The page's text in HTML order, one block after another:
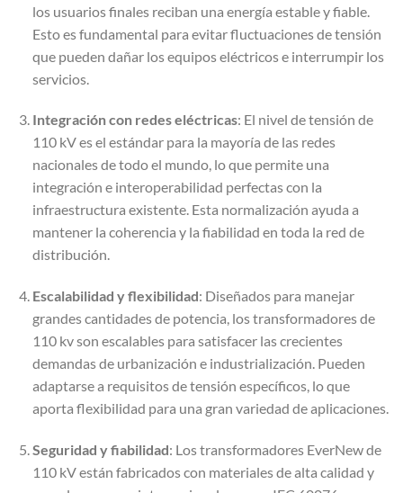
los usuarios finales reciban una energía estable y fiable.
Esto es fundamental para evitar fluctuaciones de tensión
que pueden dañar los equipos eléctricos e interrumpir los
servicios.
Integración con redes eléctricas: El nivel de tensión de
110 kV es el estándar para la mayoría de las redes
nacionales de todo el mundo, lo que permite una
integración e interoperabilidad perfectas con la
infraestructura existente. Esta normalización ayuda a
mantener la coherencia y la fiabilidad en toda la red de
distribución.
Escalabilidad y flexibilidad: Diseñados para manejar
grandes cantidades de potencia, los transformadores de
110 kv son escalables para satisfacer las crecientes
demandas de urbanización e industrialización. Pueden
adaptarse a requisitos de tensión específicos, lo que
aporta flexibilidad para una gran variedad de aplicaciones.
Seguridad y fiabilidad: Los transformadores EverNew de
110 kV están fabricados con materiales de alta calidad y